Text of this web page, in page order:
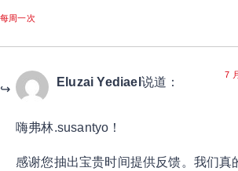
每周一次
Eluzai Yediael说道： 7
嗨弗林.susantyo！
感谢您抽出宝贵时间提供反馈。我们真